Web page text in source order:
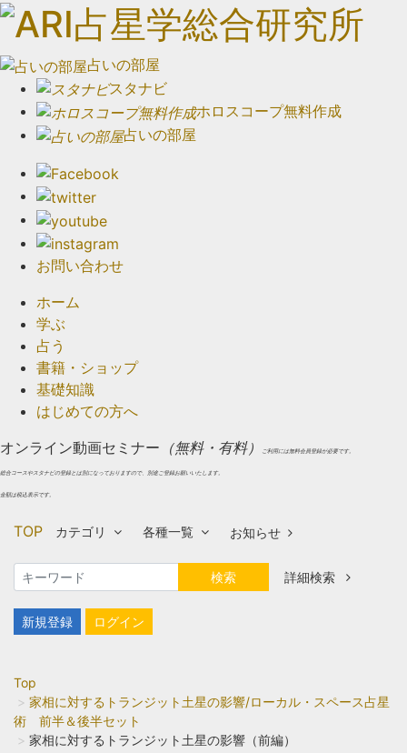
占いの部屋
スタナビ
ホロスコープ無料作成
占いの部屋
お問い合わせ
ホーム
学ぶ
占う
書籍・ショップ
基礎知識
はじめての方へ
オンライン動画セミナー （無料・有料） ご利用には無料会員登録が必要です。
総合コースやスタナビの登録とは別になっておりますので、別途ご登録お願いいたします。
金額は税込表示です。
TOP カテゴリ 各種一覧 お知らせ
検索 詳細検索
新規登録 ログイン
Top
家相に対するトランジット土星の影響/ローカル・スペース占星
術 前半＆後半セット
家相に対するトランジット土星の影響（前編）